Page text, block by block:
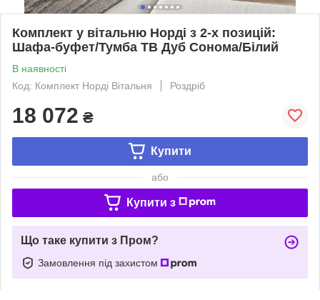
Комплект у вітальню Норді з 2-х позицій:
Шафа-буфет/Тумба ТВ Дуб Сонома/Білий
В наявності
Код: Комплект Норді Вітальня
Роздріб
18 072 ₴
Купити
або
Купити з
Що таке купити з Пром?
Замовлення під захистом